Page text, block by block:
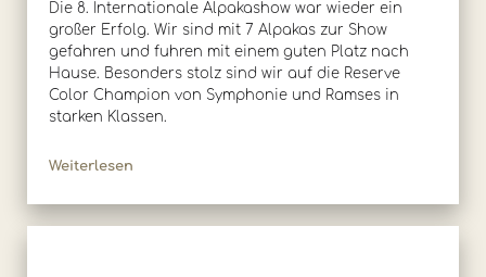
Die 8. Internationale Alpakashow war wieder ein
großer Erfolg. Wir sind mit 7 Alpakas zur Show
gefahren und fuhren mit einem guten Platz nach
Hause. Besonders stolz sind wir auf die Reserve
Color Champion von Symphonie und Ramses in
starken Klassen.
Weiterlesen